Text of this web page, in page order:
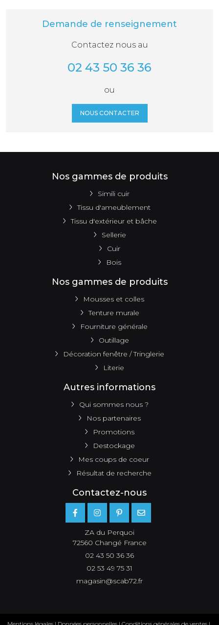
Demande de renseignement
Contactez nous au
02 43 50 36 36
ou
NOUS CONTACTER
Nos gammes de produits
Simili cuir
Tissu d'ameublement
Tissu d'extérieur et bâche
Sellerie
Cuir
Bois
Nos gammes de produits
Mousses et colles
Tenture murale
Fourniture générale
Outillage
Décoration fenêtre / Tringlerie
Literie
Autres informations
Qui sommes nous ?
Nos partenaires
Promotions
Destockage
Mes coups de coeur
Résultat de recherche
Contactez-nous
ZA du Perquoi
72560 Changé France
02 43 50 36 36
02 53 49 75 31
magasin@scab72.fr